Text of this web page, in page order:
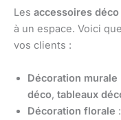
Les accessoires déco
à un espace. Voici
vos clients :
Décoration murale
déco, tableaux
Décoration florale :